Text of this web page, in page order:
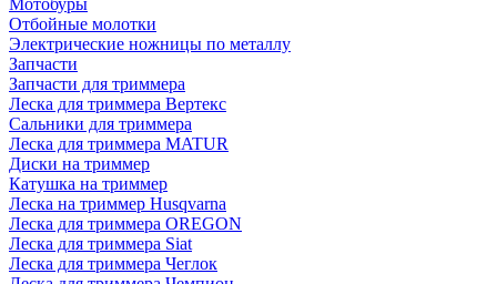
Мотобуры
Отбойные молотки
Электрические ножницы по металлу
Запчасти
Запчасти для триммера
Леска для триммера Вертекс
Сальники для триммера
Леска для триммера MATUR
Диски на триммер
Катушка на триммер
Леска на триммер Husqvarna
Леска для триммера OREGON
Леска для триммера Siat
Леска для триммера Чеглок